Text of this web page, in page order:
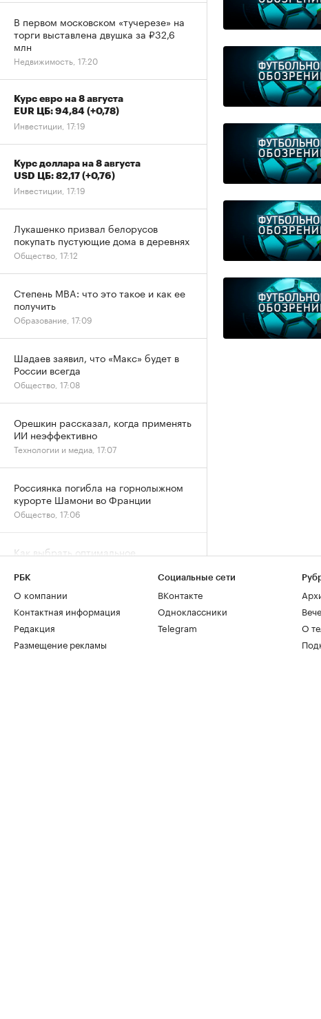
В первом московском «тучерезе» на
торги выставлена двушка за ₽32,6
млн
Недвижимость, 17:20
Курс евро на 8 августа
EUR ЦБ: 94,84 (+0,78)
Инвестиции, 17:19
Курс доллара на 8 августа
USD ЦБ: 82,17 (+0,76)
Инвестиции, 17:19
Лукашенко призвал белорусов
покупать пустующие дома в деревнях
Общество, 17:12
Степень MBA: что это такое и как ее
получить
Образование, 17:09
Шадаев заявил, что «Макс» будет в
России всегда
Общество, 17:08
Орешкин рассказал, когда применять
ИИ неэффективно
Технологии и медиа, 17:07
Россиянка погибла на горнолыжном
курорте Шамони во Франции
Общество, 17:06
Как выбрать оптимальное
инвестиций
РБК и ПИК Серия плюс, 17:05
Пожар произошел на
нефтеперерабатывающем заводе
Slovnaft в Братиславе
РБК
О компании
Контактная информация
Редакция
Размещение рекламы
Социальные сети
ВКонтакте
Одноклассники
Telegram
О